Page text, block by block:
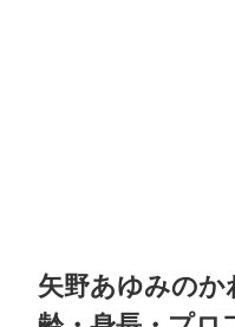
矢野あゆみのか